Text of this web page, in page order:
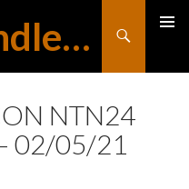
Julián Schvindlerman
NTN24
02/05/21